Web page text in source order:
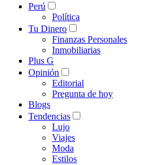
Perú
Política
Tu Dinero
Finanzas Personales
Inmobiliarias
Plus G
Opinión
Editorial
Pregunta de hoy
Blogs
Tendencias
Lujo
Viajes
Moda
Estilos